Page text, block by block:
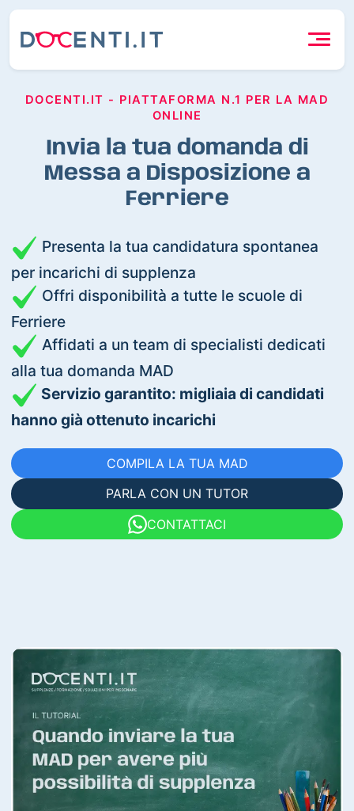
DOCENTI.IT - PIATTAFORMA N.1 PER LA MAD
ONLINE
Invia la tua domanda di
Messa a Disposizione a
Ferriere
Presenta la tua candidatura spontanea
per incarichi di supplenza
Offri disponibilità a tutte le scuole di
Ferriere
Affidati a un team di specialisti dedicati
alla tua domanda MAD
Servizio garantito: migliaia di candidati
hanno già ottenuto incarichi
COMPILA LA TUA MAD
PARLA CON UN TUTOR
CONTATTACI